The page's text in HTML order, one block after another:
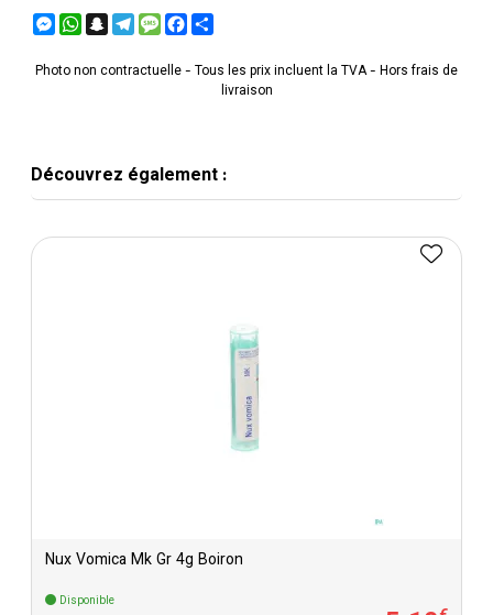
Messenger
WhatsApp
Snapchat
Telegram
MessageFacebook
Photo non contractuelle - Tous les prix incluent la TVA - Hors frais de
livraison
Découvrez également :
Nux Vomica Mk Gr 4g Boiron
Disponible